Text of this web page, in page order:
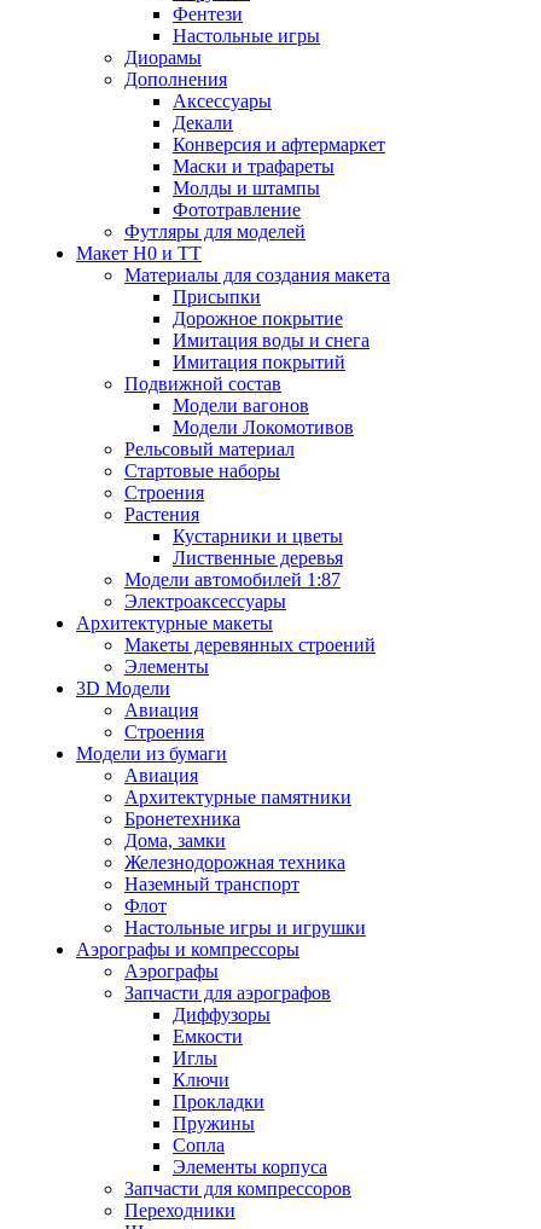
Фентези
Настольные игры
Диорамы
Дополнения
Аксессуары
Декали
Конверсия и афтермаркет
Маски и трафареты
Молды и штампы
Фототравление
Футляры для моделей
Макет H0 и TT
Материалы для создания макета
Присыпки
Дорожное покрытие
Имитация воды и снега
Имитация покрытий
Подвижной состав
Модели вагонов
Модели Локомотивов
Рельсовый материал
Стартовые наборы
Строения
Растения
Кустарники и цветы
Лиственные деревья
Модели автомобилей 1:87
Электроаксессуары
Архитектурные макеты
Макеты деревянных строений
Элементы
3D Модели
Авиация
Строения
Модели из бумаги
Авиация
Архитектурные памятники
Бронетехника
Дома, замки
Железнодорожная техника
Наземный транспорт
Флот
Настольные игры и игрушки
Аэрографы и компрессоры
Аэрографы
Запчасти для аэрографов
Диффузоры
Емкости
Иглы
Ключи
Прокладки
Пружины
Сопла
Элементы корпуса
Запчасти для компрессоров
Переходники